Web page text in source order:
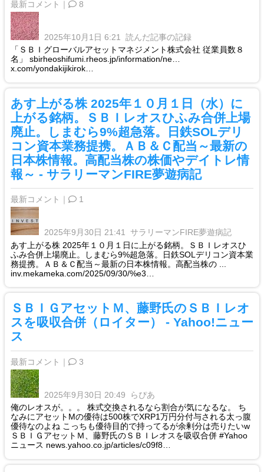
最新コメント｜ 8
2025年10月1日 6:21
読んだ記事の記録
「ＳＢＩグローバルアセットマネジメント株式会社 従業員数８
名」 sbirheoshifumi.rheos.jp/information/ne…
x.com/yondakijikirok…
あす上がる株 2025年１０月１日（水）に
上がる銘柄。ＳＢＩレオスひふみ合併上場
廃止。しまむら9%超急落。日鉄SOLデリ
コン資本業務提携。ＡＢ＆Ｃ配当～最新の
日本株情報。高配当株の株価やデイトレ情
報～ - サラリーマンFIRE夢遊病記
最新コメント｜ 1
2025年9月30日 21:41
サラリーマンFIRE夢遊病記
あす上がる株 2025年１０月１日に上がる銘柄。ＳＢＩレオスひ
ふみ合併上場廃止。しまむら9%超急落。日鉄SOLデリコン資本業
務提携。ＡＢ＆Ｃ配当～最新の日本株情報。高配当株の ...
inv.mekameka.com/2025/09/30/%e3…
ＳＢＩＧアセットＭ、藤野氏のＳＢＩレオ
スを吸収合併（ロイター） - Yahoo!ニュー
ス
最新コメント｜ 3
2025年9月30日 20:49
らぴあ
俺のレオスが。。。 株式交換されるなら割合が気になるな。 ち
なみにアセットMの優待は500株でXRP1万円分付与される太っ腹
優待なのよね こっちも優待目的で持ってるが余剰分は売りたいw
ＳＢＩＧアセットＭ、藤野氏のＳＢＩレオスを吸収合併 #Yahoo
ニュース news.yahoo.co.jp/articles/c09f8…